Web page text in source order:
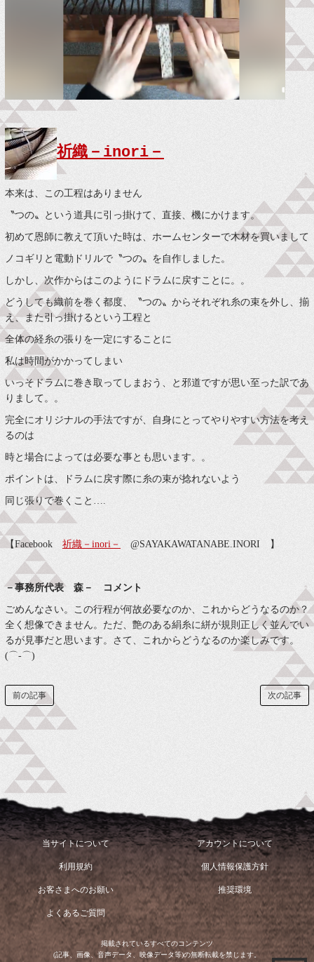
祈織－inori－
本来は、この工程はありません
〝つの〟という道具に引っ掛けて、直接、機にかけます。
初めて恩師に教えて頂いた時は、ホームセンターで木材を買いまして
ノコギリと電動ドリルで〝つの〟を自作しました。
しかし、次作からはこのようにドラムに戻すことに。。
どうしても織前を巻く都度、〝つの〟からそれぞれ糸の束を外し、揃
え、また引っ掛けるという工程と
全体の経糸の張りを一定にすることに
私は時間がかかってしまい
いっそドラムに巻き取ってしまおう、と邪道ですが思い至った訳であ
りまして。。
完全にオリジナルの手法ですが、自身にとってやりやすい方法を考え
るのは
時と場合によっては必要な事とも思います。。
ポイントは、ドラムに戻す際に糸の束が捻れないよう
同じ張りで巻くこと….
【Facebook 祈織－inori－ @SAYAKAWATANABE.INORI 】
－事務所代表 森－ コメント
ごめんなさい。この行程が何故必要なのか、これからどうなるのか？
全く想像できません。ただ、艶のある絹糸に絣が規則正しく並んでい
るが見事だと思います。さて、これからどうなるのか楽しみです。
(⌒‐⌒)
次の記事
前の記事
当サイトについて アカウントについて
利用規約 個人情報保護方針
お客さまへのお願い 推奨環境
よくあるご質問
掲載されているすべてのコンテンツ
(記事、画像、音声データ、映像データ等)の無断転載を禁じます。